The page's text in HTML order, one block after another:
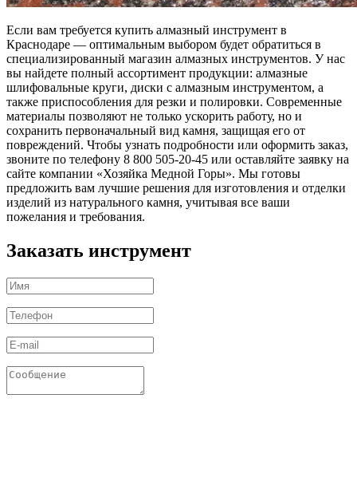
Если вам требуется купить алмазный инструмент в
Краснодаре — оптимальным выбором будет обратиться в
специализированный магазин алмазных инструментов. У нас
вы найдете полный ассортимент продукции: алмазные
шлифовальные круги, диски с алмазным инструментом, а
также приспособления для резки и полировки. Современные
материалы позволяют не только ускорить работу, но и
сохранить первоначальный вид камня, защищая его от
повреждений. Чтобы узнать подробности или оформить заказ,
звоните по телефону 8 800 505-20-45 или оставляйте заявку на
сайте компании «Хозяйка Медной Горы». Мы готовы
предложить вам лучшие решения для изготовления и отделки
изделий из натурального камня, учитывая все ваши
пожелания и требования.
Заказать инструмент